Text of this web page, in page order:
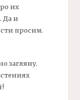
их
Да и
просим.
загляну.